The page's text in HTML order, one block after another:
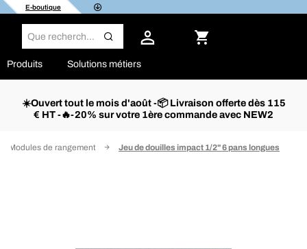
E-boutique
Produits Solutions métiers
☀️Ouvert tout le mois d'août -📦 Livraison offerte dès 115
€ HT -🔥-20% sur votre 1ère commande avec NEW2
Modules de rangement Jeu de douilles impact 1/2" 6 pans longues